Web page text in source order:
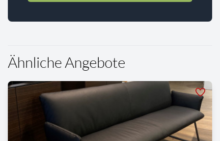
Ähnliche Angebote